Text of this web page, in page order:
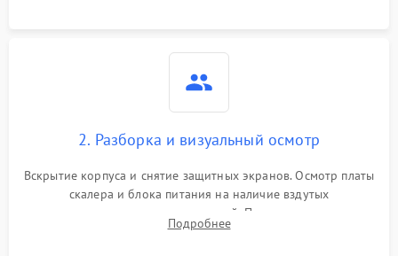
2. Разборка и визуальный осмотр
Вскрытие корпуса и снятие защитных экранов. Осмотр платы
скалера и блока питания на наличие вздутых
конденсаторов, прогаров, окислений. Проверка надежности
контактов и целостности шлейфов матрицы.
Подробнее